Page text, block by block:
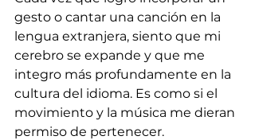
gesto o cantar una canción en la
lengua extranjera, siento que mi
cerebro se expande y que me
integro más profundamente en la
cultura del idioma. Es como si el
movimiento y la música me dieran
permiso de pertenecer.